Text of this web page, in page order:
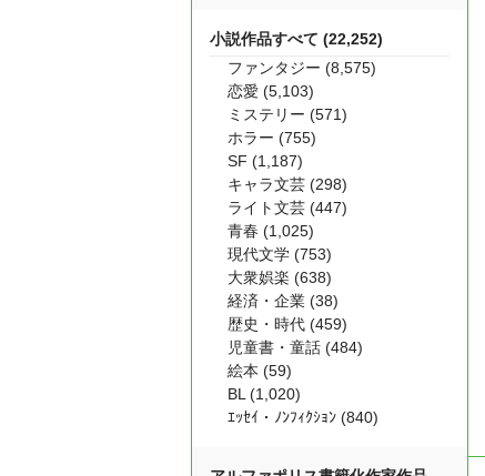
小説作品すべて (22,252)
ファンタジー (8,575)
恋愛 (5,103)
ミステリー (571)
ホラー (755)
SF (1,187)
キャラ文芸 (298)
ライト文芸 (447)
青春 (1,025)
現代文学 (753)
大衆娯楽 (638)
経済・企業 (38)
歴史・時代 (459)
児童書・童話 (484)
絵本 (59)
BL (1,020)
ｴｯｾｲ・ﾉﾝﾌｨｸｼｮﾝ (840)